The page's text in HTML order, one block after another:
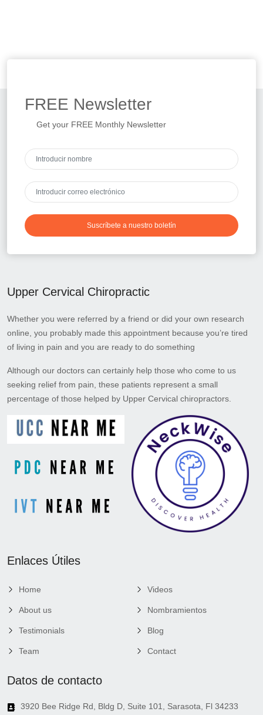
FREE Newsletter
Get your FREE Monthly Newsletter
Suscríbete a nuestro boletín
Upper Cervical Chiropractic
Whether you were referred by a friend or did your own research
online, you probably made this appointment because you’re tired
of living in pain and you are ready to do something
Although our doctors can certainly help those who come to us
seeking relief from pain, these patients represent a small
percentage of those helped by Upper Cervical chiropractors.
Enlaces Útiles
Home
About us
Testimonials
Team
Videos
Nombramientos
Blog
Contact
Datos de contacto
3920 Bee Ridge Rd, Bldg D, Suite 101, Sarasota, Fl 34233